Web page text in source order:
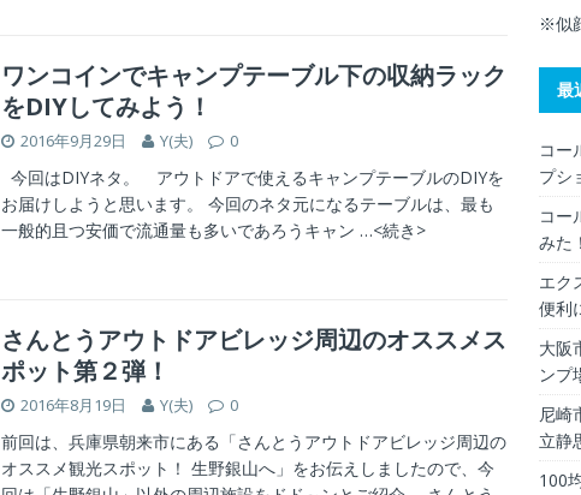
ワンコインでキャンプテーブル下の収納ラック
をDIYしてみよう！
2016年9月29日 Y(夫) 0
今回はDIYネタ。 アウトドアで使えるキャンプテーブルのDIYを
お届けしようと思います。 今回のネタ元になるテーブルは、最も
一般的且つ安価で流通量も多いであろうキャン …<続き>
さんとうアウトドアビレッジ周辺のオススメス
ポット第２弾！
2016年8月19日 Y(夫) 0
前回は、兵庫県朝来市にある「さんとうアウトドアビレッジ周辺の
オススメ観光スポット！ 生野銀山へ」をお伝えしましたので、今
※似
最
コー
プシ
コー
みた
エク
便利
大阪
ンプ
尼崎
立静
100